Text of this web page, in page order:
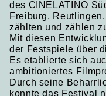
des CINELATINO
Freiburg,
zählten und zählen
Mit diesen
der Festspiele über
Es etablierte sich
ambitioniertes
Durch seine
konnte das Festival